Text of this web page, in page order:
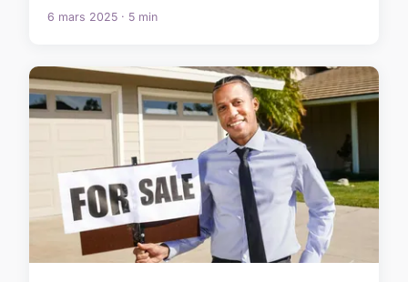
6 mars 2025 · 5 min